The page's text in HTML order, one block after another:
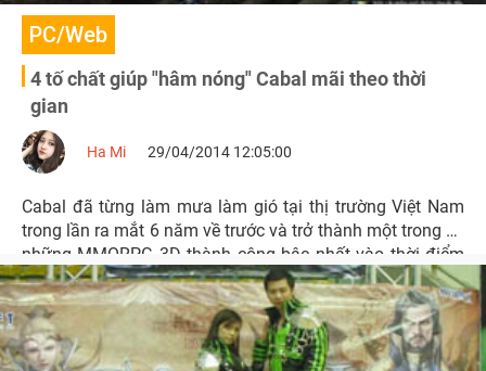
PC/Web
4 tố chất giúp "hâm nóng" Cabal mãi theo thời
gian
Ha Mi 29/04/2014 12:05:00
Cabal đã từng làm mưa làm gió tại thị trường Việt Nam
trong lần ra mắt 6 năm về trước và trở thành một trong số
những MMORPG 3D thành công bậc nhất vào thời điểm
đó. Nhìn chung game hớp hồn người chơi bằng sự toàn
diện về mọi mặt và những tính năng độc đáo mà chỉ
riêng Cabal mới có.